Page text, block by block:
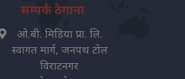
सम्पर्क ठेगाना
ओ.बी. मिडिया प्रा. लि.
स्वागत मार्ग, जनपथ टोल
विराटनगर